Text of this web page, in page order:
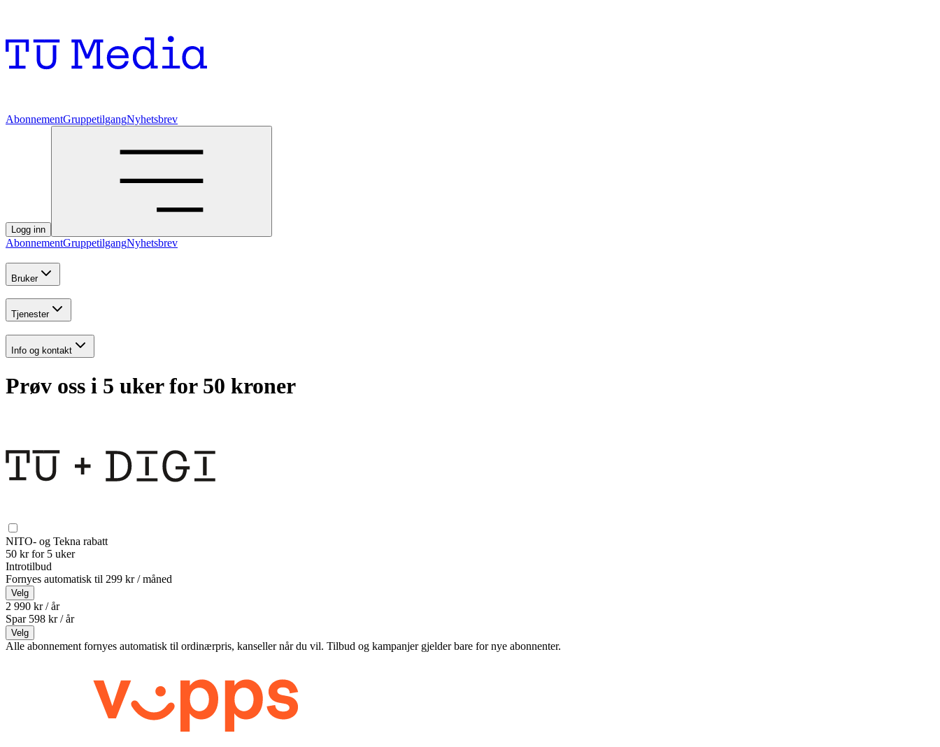
AbonnementGruppetilgangNyhetsbrev
Logg inn
AbonnementGruppetilgangNyhetsbrev
Bruker
Tjenester
Info og kontakt
Prøv oss i 5 uker for 50 kroner
NITO- og Tekna rabatt
50 kr for 5 uker
Introtilbud
Fornyes automatisk til 299 kr / måned
Velg
2 990 kr / år
Spar 598 kr /år
Velg
Alle abonnement fornyes automatisk til ordinærpris, kanseller når du vil. Tilbud og kampanjer gjelder bare for nye abonnenter.